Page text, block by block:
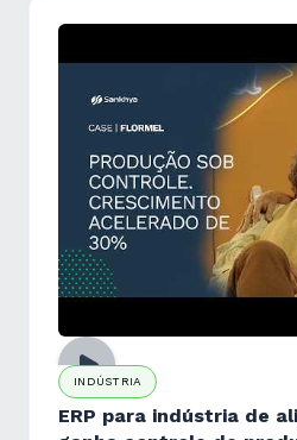
INDÚSTRIA
ERP para indústria de